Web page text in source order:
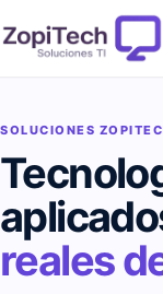
SOLUCIONES
reales